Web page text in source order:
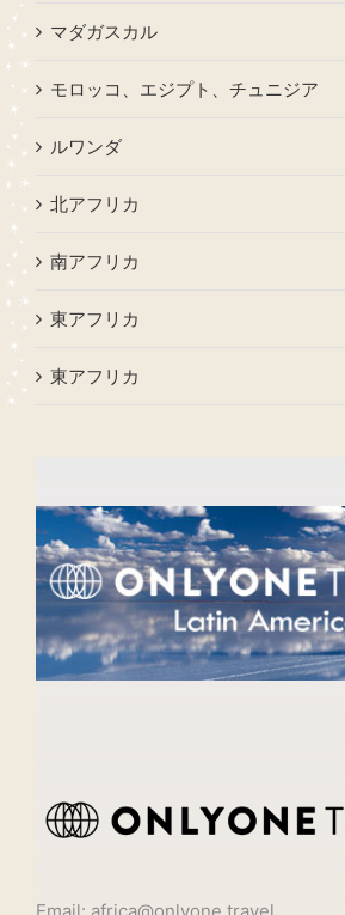
マダガスカル
モロッコ、エジプト、チュニジア
ルワンダ
北アフリカ
南アフリカ
東アフリカ
東アフリカ